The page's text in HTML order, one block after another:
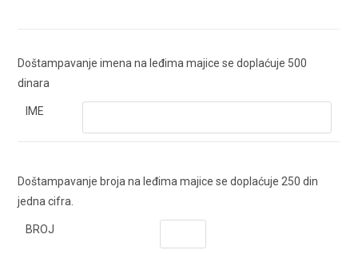
Doštampavanje imena na leđima majice se doplaćuje 500
dinara
IME
Doštampavanje broja na leđima majice se doplaćuje 250 din
jedna cifra.
BROJ